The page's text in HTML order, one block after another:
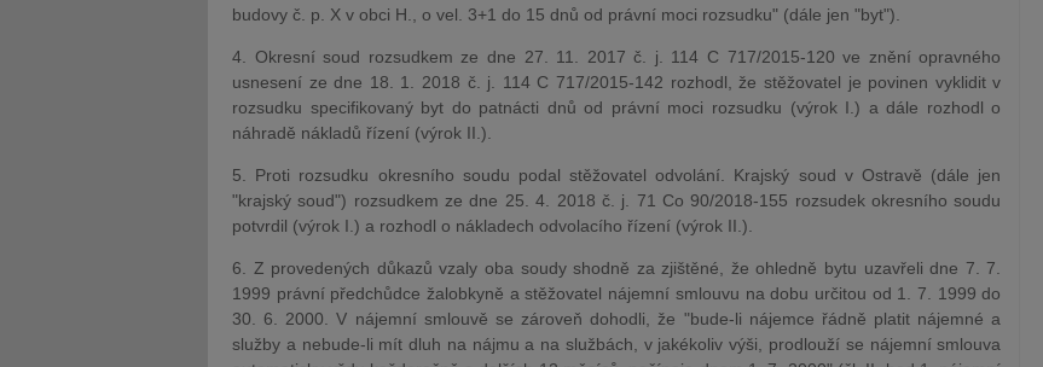
budovy č. p. X v obci H., o vel. 3+1 do 15 dnů od právní moci rozsudku" (dále jen "byt").
4. Okresní soud rozsudkem ze dne 27. 11. 2017 č. j. 114 C 717/2015-120 ve znění opravného
usnesení ze dne 18. 1. 2018 č. j. 114 C 717/2015-142 rozhodl, že stěžovatel je povinen vyklidit v
rozsudku specifikovaný byt do patnácti dnů od právní moci rozsudku (výrok I.) a dále rozhodl o
náhradě nákladů řízení (výrok II.).
5. Proti rozsudku okresního soudu podal stěžovatel odvolání. Krajský soud v Ostravě (dále jen
"krajský soud") rozsudkem ze dne 25. 4. 2018 č. j. 71 Co 90/2018-155 rozsudek okresního soudu
potvrdil (výrok I.) a rozhodl o nákladech odvolacího řízení (výrok II.).
6. Z provedených důkazů vzaly oba soudy shodně za zjištěné, že ohledně bytu uzavřeli dne 7. 7.
1999 právní předchůdce žalobkyně a stěžovatel nájemní smlouvu na dobu určitou od 1. 7. 1999 do
30. 6. 2000. V nájemní smlouvě se zároveň dohodli, že "bude-li nájemce řádně platit nájemné a
služby a nebude-li mít dluh na nájmu a na službách, v jakékoliv výši, prodlouží se nájemní smlouva